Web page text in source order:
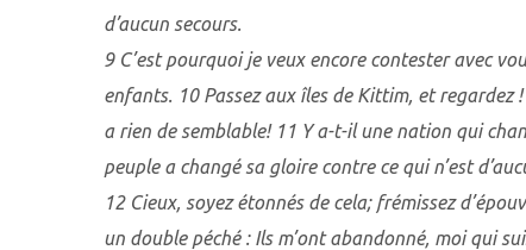
d’aucun secours.
9 C’est pourquoi je veux encore contester avec
enfants. 10 Passez aux îles de Kittim, et regardez
a rien de semblable! 11 Y a-t-il une nation qui
peuple a changé sa gloire contre ce qui n’est
12 Cieux, soyez étonnés de cela; frémissez
un double péché : Ils m’ont abandonné, moi qui